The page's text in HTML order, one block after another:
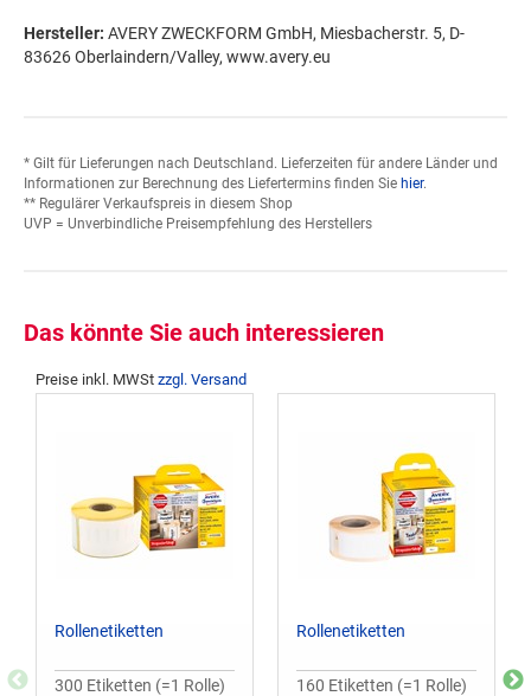
Hersteller: AVERY ZWECKFORM GmbH, Miesbacherstr. 5, D-
83626 Oberlaindern/Valley, www.avery.eu
* Gilt für Lieferungen nach Deutschland. Lieferzeiten für andere Länder und
Informationen zur Berechnung des Liefertermins finden Sie hier.
** Regulärer Verkaufspreis in diesem Shop
UVP = Unverbindliche Preisempfehlung des Herstellers
Das könnte Sie auch interessieren
Preise inkl. MWSt zzgl. Versand
Rollenetiketten
300 Etiketten (=1 Rolle)
Rollenetiketten
160 Etiketten (=1 Rolle)